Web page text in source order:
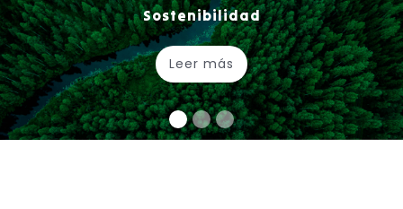
Sostenibilidad
Leer más